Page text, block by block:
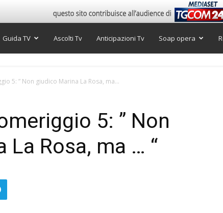
Guida TV Ascolti Tv Anticipazioni Tv Soap opera
5: ” Non giudico Marina La Rosa, ma...
5: ” Non
La Rosa, ma … “